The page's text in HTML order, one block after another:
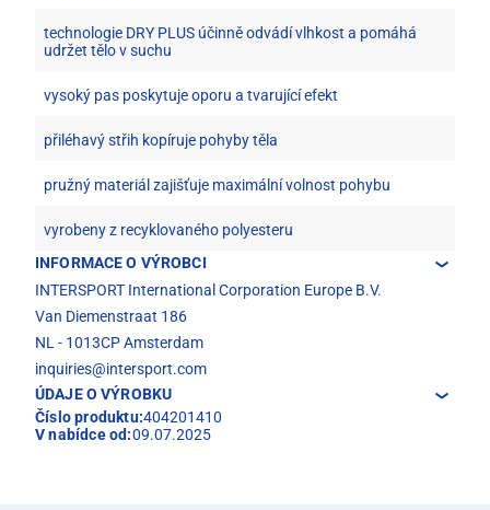
technologie DRY PLUS účinně odvádí vlhkost a pomáhá
udržet tělo v suchu
vysoký pas poskytuje oporu a tvarující efekt
přiléhavý střih kopíruje pohyby těla
pružný materiál zajišťuje maximální volnost pohybu
vyrobeny z recyklovaného polyesteru
INFORMACE O VÝROBCI
INTERSPORT International Corporation Europe B.V.
Van Diemenstraat 186
NL - 1013CP Amsterdam
inquiries@intersport.com
ÚDAJE O VÝROBKU
Číslo produktu:404201410
V nabídce od:09.07.2025